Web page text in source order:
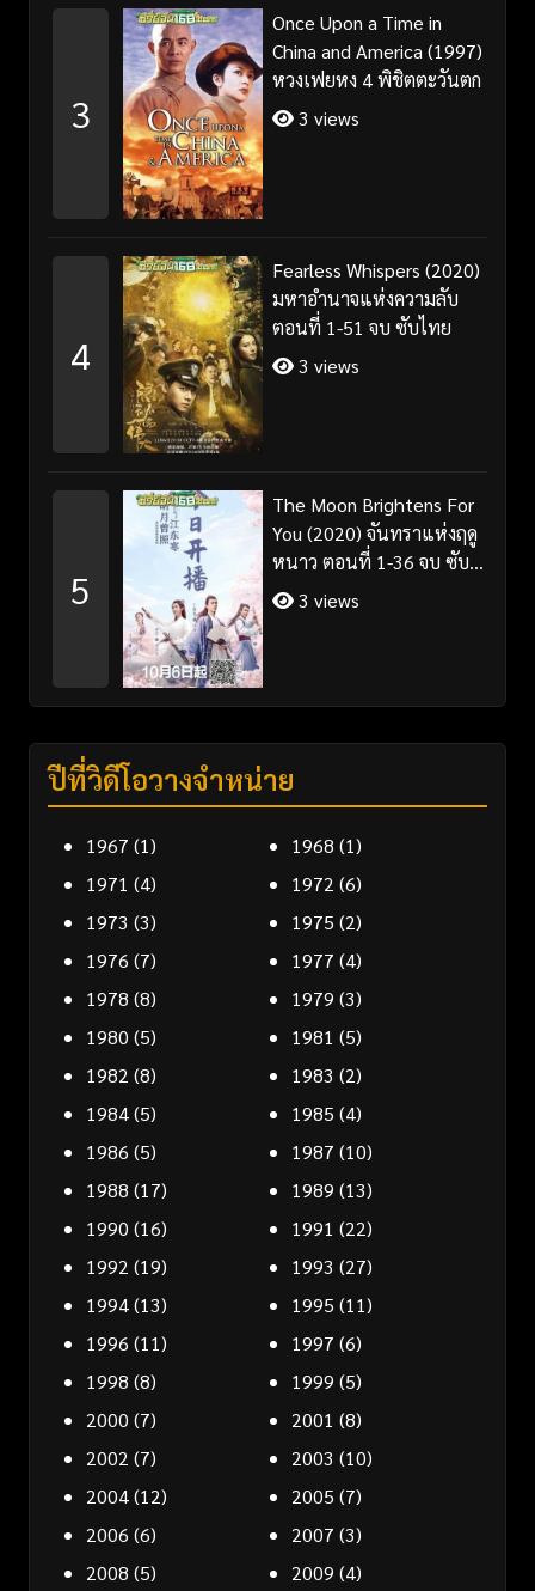
3
Once Upon a Time in
China and America (1997)
หวงเฟยหง 4 พิชิตตะวันตก
3 views
4
Fearless Whispers (2020)
มหาอำนาจแห่งความลับ
ตอนที่ 1-51 จบ ซับไทย
3 views
5
The Moon Brightens For
You (2020) จันทราแห่งฤดู
หนาว ตอนที่ 1-36 จบ ซับ
ไทย3 views
ปีที่วิดีโอวางจำหน่าย
1967 (1) 1968 (1)
1971 (4) 1972 (6)
1973 (3) 1975 (2)
1976 (7) 1977 (4)
1978 (8) 1979 (3)
1980 (5) 1981 (5)
1982 (8) 1983 (2)
1984(5) 1985 (4)
1986 (5) 1987 (10)
1988 (17) 1989 (13)
1990 (16) 1991 (22)
1992 (19) 1993 (27)
1994(13) 1995 (11)
1996 (11) 1997 (6)
1998 (8) 1999 (5)
2000 (7) 2001 (8)
2002 (7) 2003 (10)
2004(12) 2005 (7)
2006 (6) 2007 (3)
2008 (5) 2009 (4)